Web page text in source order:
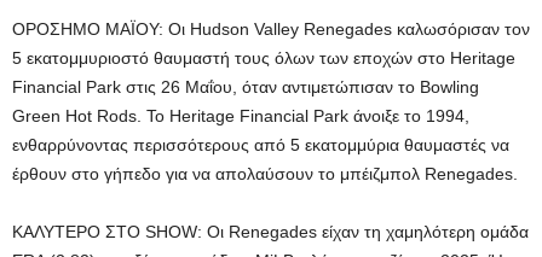
ΟΡΟΣΗΜΟ ΜΑΪΟΥ: Οι Hudson Valley Renegades καλωσόρισαν τον
5 εκατομμυριοστό θαυμαστή τους όλων των εποχών στο Heritage
Financial Park στις 26 Μαΐου, όταν αντιμετώπισαν το Bowling
Green Hot Rods. Το Heritage Financial Park άνοιξε το 1994,
ενθαρρύνοντας περισσότερους από 5 εκατομμύρια θαυμαστές να
έρθουν στο γήπεδο για να απολαύσουν το μπέιζμπολ Renegades.
ΚΑΛΥΤΕΡΟ ΣΤΟ SHOW: Οι Renegades είχαν τη χαμηλότερη ομάδα